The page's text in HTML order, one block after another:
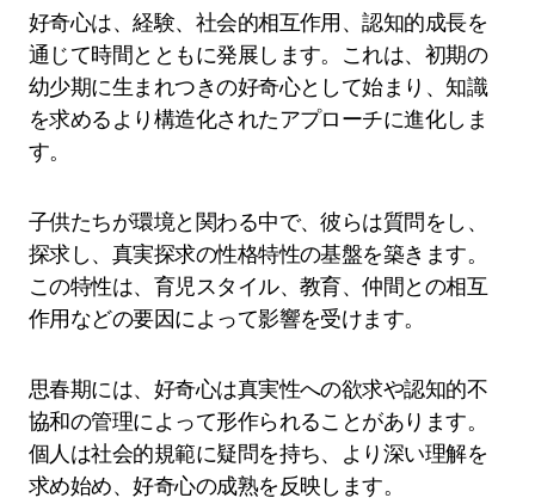
好奇心は、経験、社会的相互作用、認知的成長を
通じて時間とともに発展します。これは、初期の
幼少期に生まれつきの好奇心として始まり、知識
を求めるより構造化されたアプローチに進化しま
す。
子供たちが環境と関わる中で、彼らは質問をし、
探求し、真実探求の性格特性の基盤を築きます。
この特性は、育児スタイル、教育、仲間との相互
作用などの要因によって影響を受けます。
思春期には、好奇心は真実性への欲求や認知的不
協和の管理によって形作られることがあります。
個人は社会的規範に疑問を持ち、より深い理解を
求め始め、好奇心の成熟を反映します。